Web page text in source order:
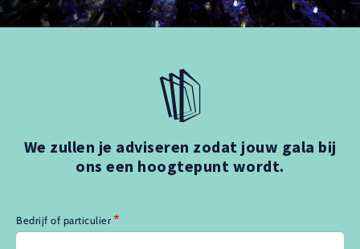
We zullen je adviseren zodat jouw gala bij
ons een hoogtepunt wordt.
Bedrijf of particulier